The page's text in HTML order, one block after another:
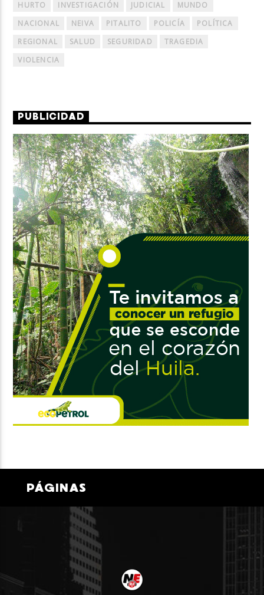
HURTO
INVESTIGACIÓN JUDICIAL
MUNDO
NACIONAL
NEIVA PITALITO POLICÍA
POLÍTICA
REGIONAL
SALUD SEGURIDAD
TRAGEDIA
VIOLENCIA
PUBLICIDAD
PÁGINAS